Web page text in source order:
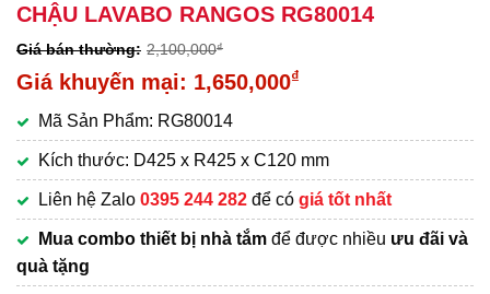
CHẬU LAVABO RANGOS RG80014
2,100,000₫
Giá
là:
2,100,000₫.
1,650,000₫
hiện
tại
là:
1,650,000₫.
Mã Sản Phẩm: RG80014
Kích thước: D425 x R425 x C120 mm
Liên hệ Zalo 0395 244 282 để có giá tốt nhất
Mua combo thiết bị nhà tắm để được nhiều ưu đãi và
quà tặng